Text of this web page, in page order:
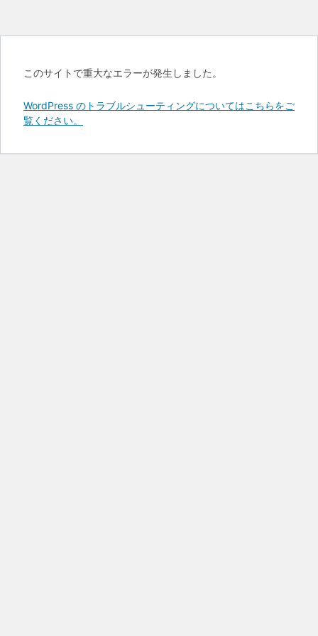
このサイトで重大なエラーが発生しました。
WordPress のトラブルシューティングについてはこちらをご
覧ください。